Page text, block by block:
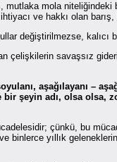
mola
ve hakkı olan barış,
değiştirilmezse, kalıcı
çelişkilerin savaşsız
aşağılayanı –
şeyin adı, olsa olsa,
çünkü, bu
binlerce yıllık